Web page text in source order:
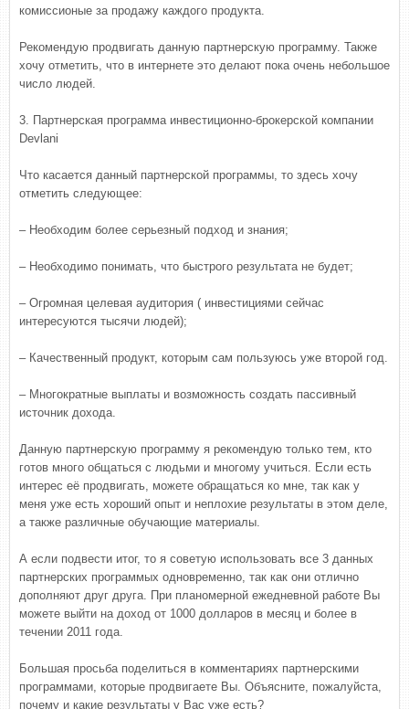
комиссионые за продажу каждого продукта.
Рекомендую продвигать данную партнерскую программу. Также
хочу отметить, что в интернете это делают пока очень небольшое
число людей.
3. Партнерская программа инвестиционно-брокерской компании
Devlani
Что касается данный партнерской программы, то здесь хочу
отметить следующее:
– Необходим более серьезный подход и знания;
– Необходимо понимать, что быстрого результата не будет;
– Огромная целевая аудитория ( инвестициями сейчас
интересуются тысячи людей);
– Качественный продукт, которым сам пользуюсь уже второй год.
– Многократные выплаты и возможность создать пассивный
источник дохода.
Данную партнерскую программу я рекомендую только тем, кто
готов много общаться с людьми и многому учиться. Если есть
интерес её продвигать, можете обращаться ко мне, так как у
меня уже есть хороший опыт и неплохие результаты в этом деле,
а также различные обучающие материалы.
А если подвести итог, то я советую использовать все 3 данных
партнерских программых одновременно, так как они отлично
дополняют друг друга. При планомерной ежедневной работе Вы
можете выйти на доход от 1000 долларов в месяц и более в
течении 2011 года.
Большая просьба поделиться в комментариях партнерскими
программами, которые продвигаете Вы. Объясните, пожалуйста,
почему и какие результаты у Вас уже есть?